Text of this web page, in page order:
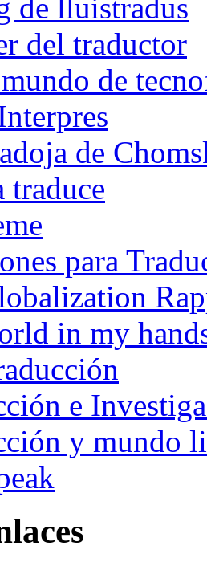
de lluistradus
del traductor
de
de
traduce
para
in my
e
y mundo